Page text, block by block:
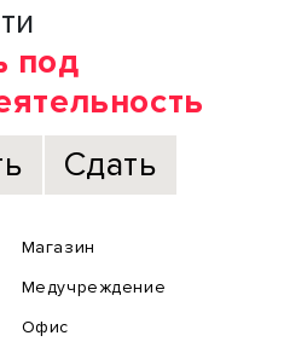
под
Сдать
Магазин
Медучреждение
Офис